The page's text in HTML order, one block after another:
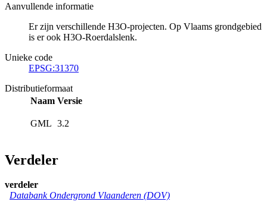
Aanvullende informatie
Er zijn verschillende H3O-projecten. Op Vlaams grondgebied
is er ook H3O-Roerdalslenk.
Unieke code
EPSG:31370
Distributieformaat
Naam Versie
GML 3.2
Verdeler
verdeler
Databank Ondergrond Vlaanderen (DOV)